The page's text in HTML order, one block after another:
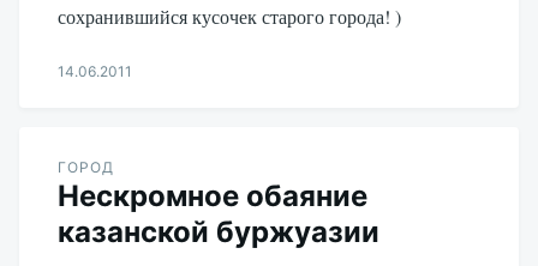
сохранившийся кусочек старого города! )
14.06.2011
ГОРОД
Нескромное обаяние
казанской буржуазии